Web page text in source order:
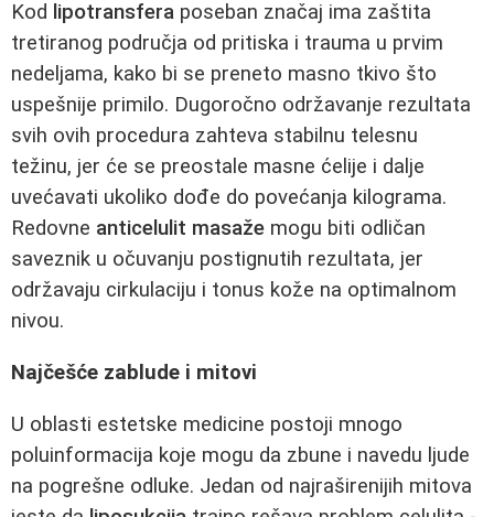
Kod lipotransfera poseban značaj ima zaštita
tretiranog područja od pritiska i trauma u prvim
nedeljama, kako bi se preneto masno tkivo što
uspešnije primilo. Dugoročno održavanje rezultata
svih ovih procedura zahteva stabilnu telesnu
težinu, jer će se preostale masne ćelije i dalje
uvećavati ukoliko dođe do povećanja kilograma.
Redovne anticelulit masaže mogu biti odličan
saveznik u očuvanju postignutih rezultata, jer
održavaju cirkulaciju i tonus kože na optimalnom
nivou.
Najčešće zablude i mitovi
U oblasti estetske medicine postoji mnogo
poluinformacija koje mogu da zbune i navedu ljude
na pogrešne odluke. Jedan od najraširenijih mitova